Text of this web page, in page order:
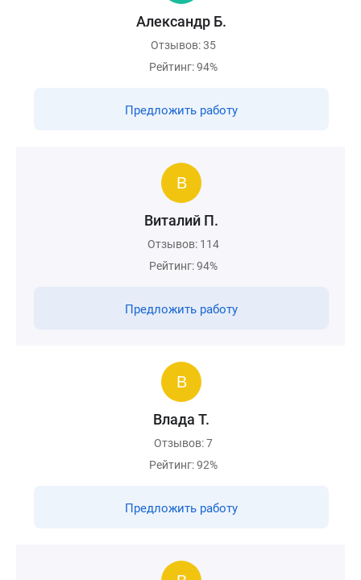
Александр Б.
Отзывов: 35
Рейтинг: 94%
Предложить работу
Виталий П.
Отзывов: 114
Рейтинг: 94%
Предложить работу
Влада Т.
Отзывов: 7
Рейтинг: 92%
Предложить работу